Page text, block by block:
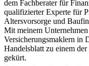
dem Fachberater für
qualifizierter Experte für
Altersvorsorge und
Mit meinem
Versicherungsmaklern in
Handelsblatt zu einem
gekürt.